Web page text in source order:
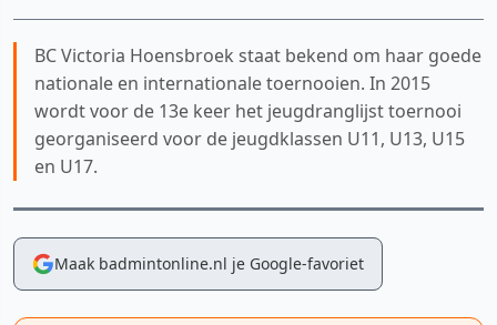
BC Victoria Hoensbroek staat bekend om haar goede
nationale en internationale toernooien. In 2015
wordt voor de 13e keer het jeugdranglijst toernooi
georganiseerd voor de jeugdklassen U11, U13, U15
en U17.
Maak badmintonline.nl je Google-favoriet